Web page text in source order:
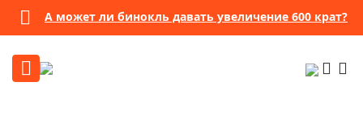
А может ли бинокль давать увеличение 600 крат?